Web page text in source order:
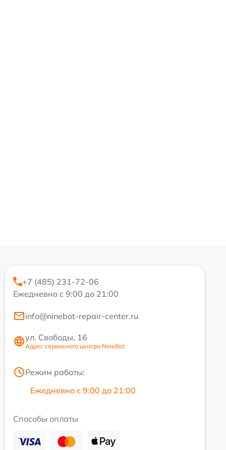
+7 (485) 231-72-06
Ежедневно с 9:00 до 21:00
info@ninebot-repair-center.ru
ул. Свободы, 16
Адрес сервисного центра NineBot
Режим работы:
Ежедневно с 9:00 до 21:00
Способы оплаты